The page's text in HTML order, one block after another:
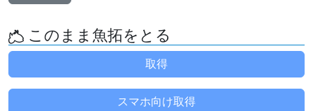
このまま魚拓をとる